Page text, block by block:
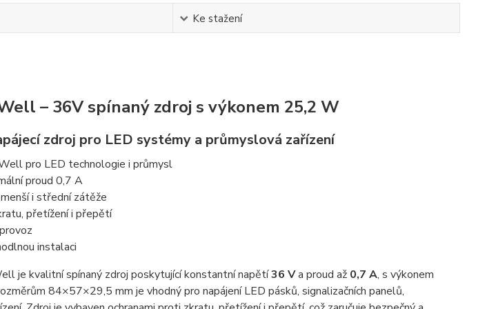
Ke stažení
– 36V spínaný zdroj s výkonem 25,2 W
zdroj pro LED systémy a průmyslová zařízení
pro LED technologie i průmysl
proud 0,7 A
i střední zátěže
přetížení i přepětí
instalaci
je kvalitní spínaný zdroj poskytující konstantní napětí36 Va proud až 0,7 A, s výkonem
84×57×29,5 mm je vhodný pro napájení LED pásků, signalizačních panelů,